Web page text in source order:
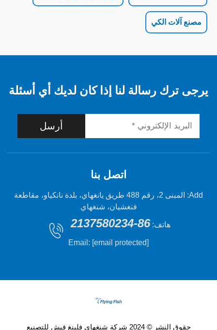
الكي
رسالة لنا إذا كان لديك أي أسئلة
Add: المبنى 2، رقم 488 طريق يانغهاي، بلدة نانكياو، مقاطعة
فنغشيان، شنغهاي
Email:[email protected]
حقوق النشر © 2024 شركة شنغهاي فلينغ فيش للتصنيع